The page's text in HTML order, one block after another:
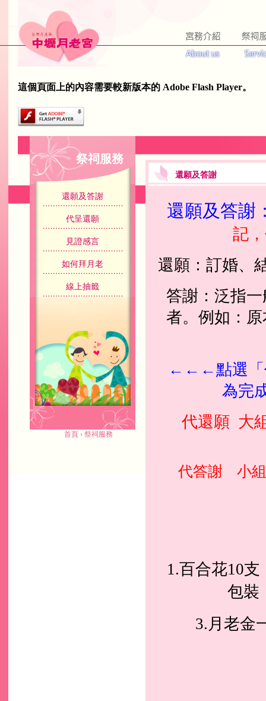
這個頁面上的內容需要較新版本的 Adobe Flash Player。
祭祠服務
還願及答謝
代呈還願
見證感言
如何拜月老
線上抽籤
還願及答謝
還願及答謝
記
還願：訂婚、
答謝：泛指
者。例如：
←←←點選
為完
代還願 大
代答謝 小
1.百合花10
包裝
3. 月老金
首頁 › 祭祠服務